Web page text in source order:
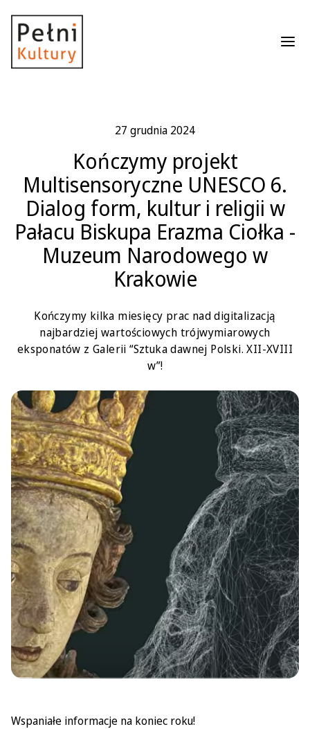
27 grudnia 2024
Kończymy projekt
Multisensoryczne UNESCO 6.
Dialog form, kultur i religii w
Pałacu Biskupa Erazma Ciołka -
Muzeum Narodowego w
Krakowie
Kończymy kilka miesięcy prac nad digitalizacją
najbardziej wartościowych trójwymiarowych
eksponatów z Galerii “Sztuka dawnej Polski. XII-XVIII
w”!
Wspaniałe informacje na koniec roku!